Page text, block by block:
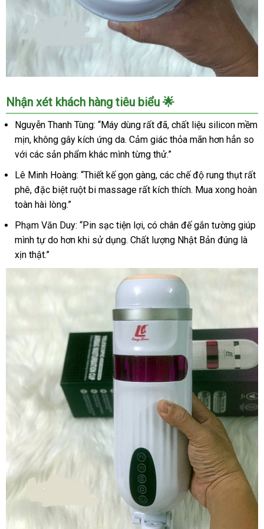
Máy
bú
sữa
SnowStorm
AD36N
tự
động
hút
êm
kích
sữa
về
ồ
ạt
Nhận xét khách hàng tiêu biểu 🌟
Nguyễn Thanh Tùng: “Máy dùng rất đã, chất liệu silicon mềm
mịn, không gây kích ứng da. Cảm giác thỏa mãn hơn hẳn so
với các sản phẩm khác mình từng thử.”
Lê Minh Hoàng: “Thiết kế gọn gàng, các chế độ rung thụt rất
phê, đặc biệt ruột bi massage rất kích thích. Mua xong hoàn
toàn hài lòng.”
Phạm Văn Duy: “Pin sạc tiện lợi, có chân đế gắn tường giúp
mình tự do hơn khi sử dụng. Chất lượng Nhật Bản đúng là
xịn thật.”